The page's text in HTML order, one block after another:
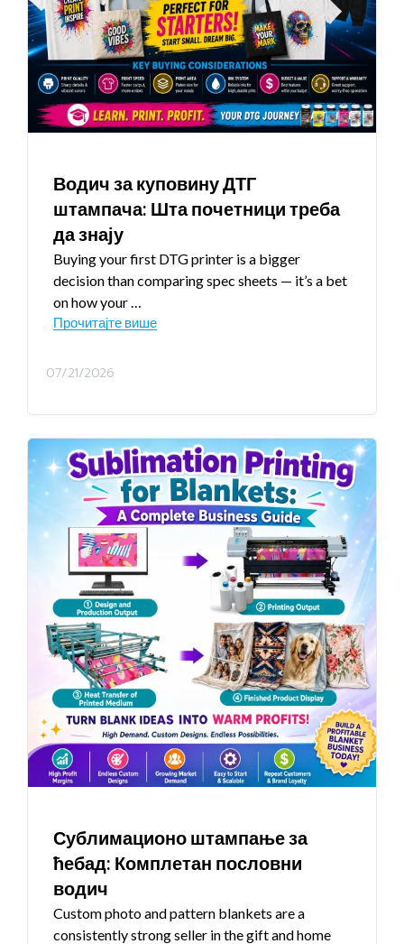
Водич за куповину ДТГ
штампача: Шта почетници треба
да знају
Buying your first DTG printer is a bigger
decision than comparing spec sheets — it’s a bet
on how your…
Прочитајте више
07/21/2026
Сублимационо штампање за
ћебад: Комплетан пословни
водич
Custom photo and pattern blankets are a
consistently strong seller in the gift and home